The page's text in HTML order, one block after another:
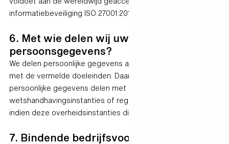
informatiebeveiliging ISO 27001:2017.
6. Met wie delen wij uw
persoonsgegevens?
We delen persoonlijke gegevens alleen in overeenstemming
met de vermelde doeleinden. Daarnaast kunnen we de
persoonlijke gegevens delen met de overheid,
wetshandhavingsinstanties of regelgevende instanties
indien deze overheidsinstanties dit vereisen.
7. Bindende bedrijfsvoorschriften